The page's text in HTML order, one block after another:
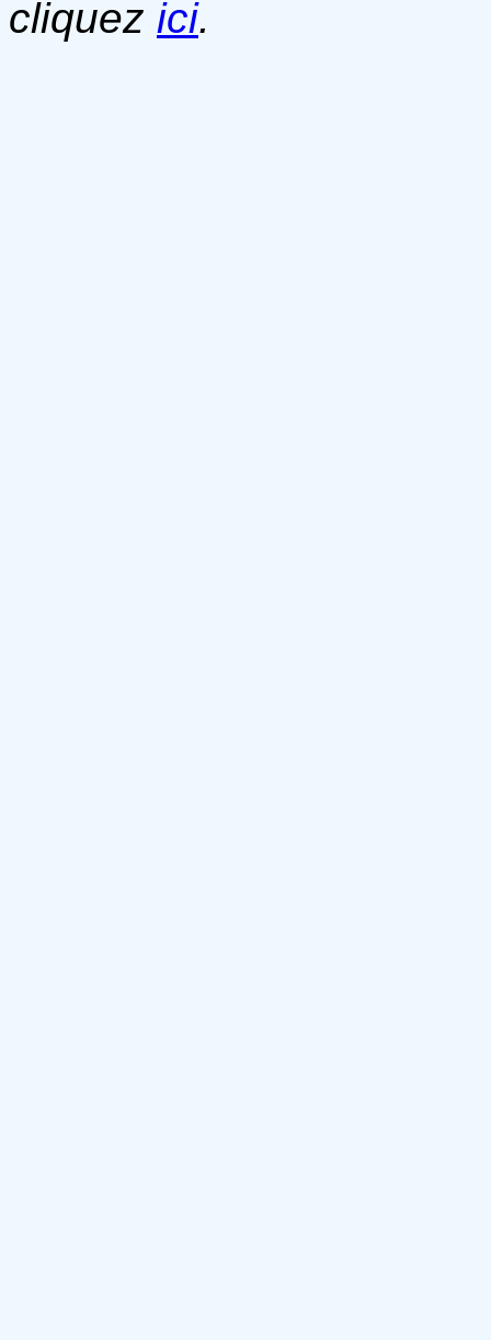
cliquez ici.